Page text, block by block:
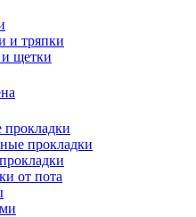
и тряпки
щетки
прокладки
от пота